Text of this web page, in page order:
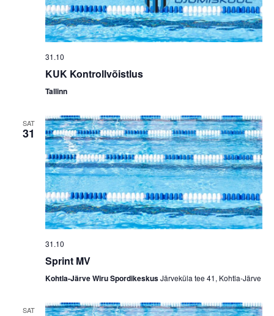
31.10
KUK Kontrollvõistlus
Tallinn
SAT
31
31.10
Sprint MV
Kohtla-Järve Wiru SpordikeskusJärveküla tee 41, Kohtla-Järve
SAT